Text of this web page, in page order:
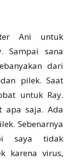
Ani untuk
Sampai sana
dari
pilek. Saat
untuk Ray.
apa saja. Ada
Sebenarnya
saya tidak
karena virus,